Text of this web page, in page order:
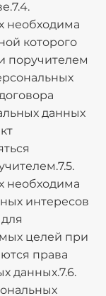
необходима
которого
поручителем
данных
необходима
интересов
целей при
права
данных.7.6.